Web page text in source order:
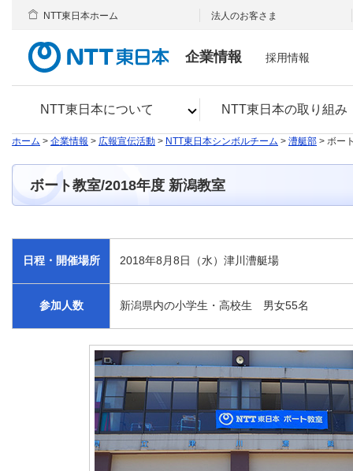
企業情報
NTT東日本について NTT東日本の取り組み
NTT東日本ホーム 法人のお客さま
採用情報
ホーム > 企業情報 > 広報宣伝活動 > NTT東日本シンボルチーム > 漕艇部 > ボー
ボート教室/2018年度 新潟教室
日程・開催場所 2018年8月8日（水）津川漕艇場
参加人数 新潟県内の小学生・高校生 男女55名